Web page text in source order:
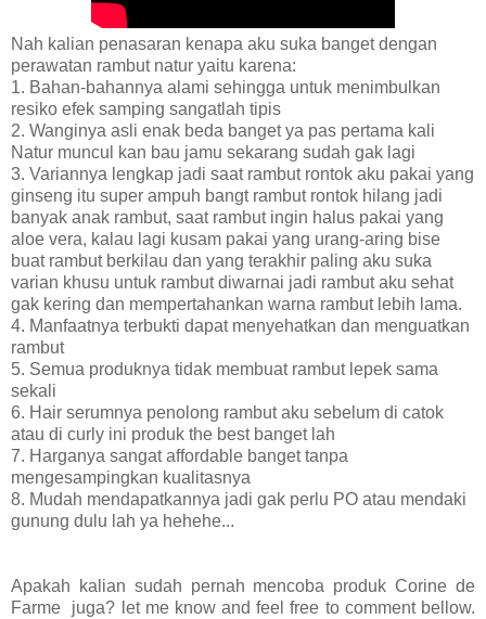
Nah kalian penasaran kenapa aku suka banget dengan
perawatan rambut natur yaitu karena:
1. Bahan-bahannya alami sehingga untuk menimbulkan
resiko efek samping sangatlah tipis
2. Wanginya asli enak beda banget ya pas pertama kali
Natur muncul kan bau jamu sekarang sudah gak lagi
3. Variannya lengkap jadi saat rambut rontok aku pakai yang
ginseng itu super ampuh bangt rambut rontok hilang jadi
banyak anak rambut, saat rambut ingin halus pakai yang
aloe vera, kalau lagi kusam pakai yang urang-aring bise
buat rambut berkilau dan yang terakhir paling aku suka
varian khusu untuk rambut diwarnai jadi rambut aku sehat
gak kering dan mempertahankan warna rambut lebih lama.
4. Manfaatnya terbukti dapat menyehatkan dan menguatkan
rambut
5. Semua produknya tidak membuat rambut lepek sama
sekali
6. Hair serumnya penolong rambut aku sebelum di catok
atau di curly ini produk the best banget lah
7. Harganya sangat affordable banget tanpa
mengesampingkan kualitasnya
8. Mudah mendapatkannya jadi gak perlu PO atau mendaki
gunung dulu lah ya hehehe...
Apakah kalian sudah pernah mencoba produkCorine de
Farme
juga? let me know and feel free to comment bellow.